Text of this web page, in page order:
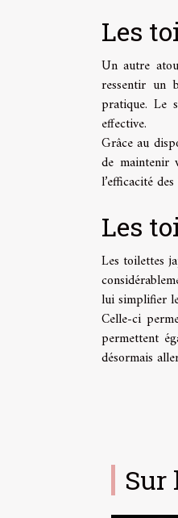
Les
Un autre
ressentir un
pratique. Le
effective.
Grâce au
de maintenir
l’efficacité
Les
Les toilettes
lui simplifier
Celle-ci
permettent
désormais
Sur